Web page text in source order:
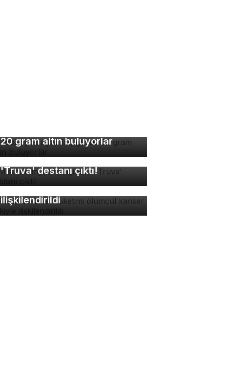
20 gram altın buluyorlar
Mısır mumyasının içinden
'Truva' destanı çıktı!
Fazla acı biber tüketimi
ölümcül kanser riskiyle
ilişkilendirildi